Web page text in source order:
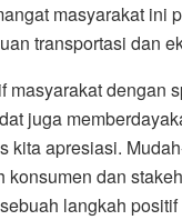
masyarakat ini
transportasi dan
masyarakat dengan
juga
kita apresiasi.
konsumen dan
langkah positif